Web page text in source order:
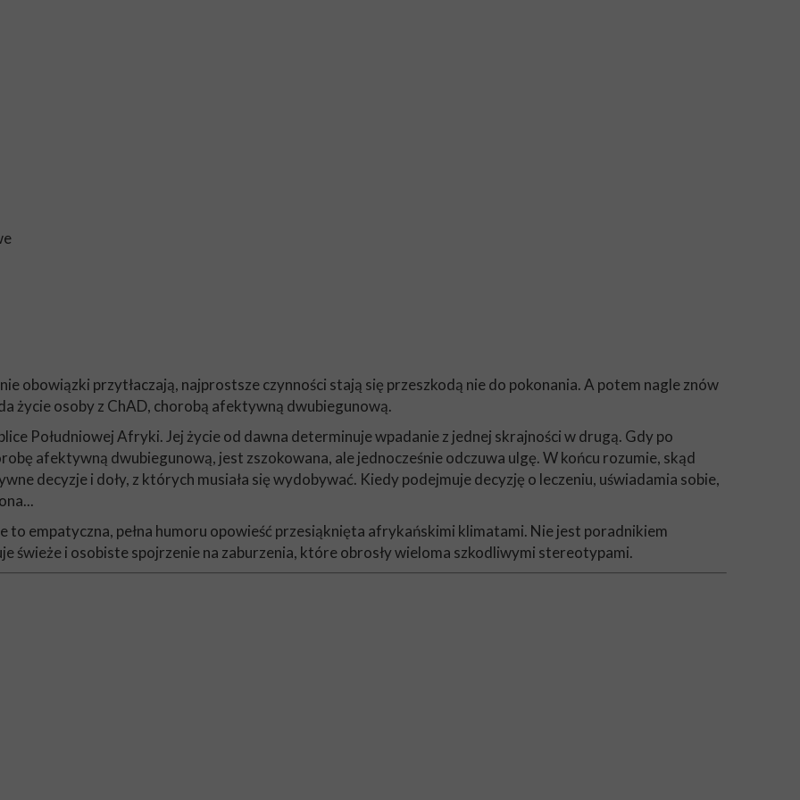
obowiązki przytłaczają, najprostsze czynności stają się przeszkodą nie do pokonania. A potem nagle znów
życie osoby z ChAD, chorobą afektywną dwubiegunową.
Południowej Afryki. Jej życie od dawna determinuje wpadanie z jednej skrajności w drugą. Gdy po
afektywną dwubiegunową, jest zszokowana, ale jednocześnie odczuwa ulgę. W końcu rozumie, skąd
decyzje i doły, z których musiała się wydobywać. Kiedy podejmuje decyzję o leczeniu, uświadamia sobie,
empatyczna, pełna humoru opowieść przesiąknięta afrykańskimi klimatami. Nie jest poradnikiem
świeże i osobiste spojrzenie na zaburzenia, które obrosły wieloma szkodliwymi stereotypami.